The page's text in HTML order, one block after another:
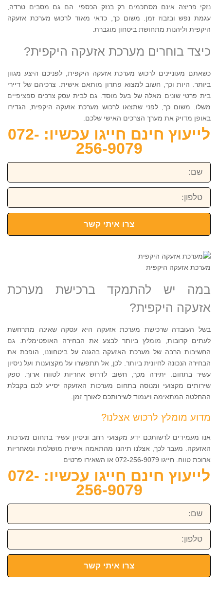
נזקי פריצה אינם מסתכמים רק בנזק הכספי. הם גם מסבים טרדה,
עגמת נפש ובזבוז זמן. משום כך, כדאי מאוד לרכוש מערכת אזעקה
היקפית וליהנות מתחושת ביטחון מוגברת.
כיצד בוחרים מערכת אזעקה היקפית?
כשאתם מעוניינים לרכוש מערכת אזעקה היקפית, לפניכם היצע מגוון
ביותר. היות וכך, חשוב למצוא פתרון מותאם אישית. צרכיהם של דיירי
בית פרטי שונים מאלה של בעל מוסד. גם לבית עסק צרכים ספציפיים
משלו. משום כך, לפני שתצאו לרכוש מערכת אזעקה היקפית, הגדירו
באופן מדויק את מערך הצרכים האישי שלכם.
לייעוץ חינם חייגו עכשיו: 072-
256-9079
שם:
טלפון:
צרו איתי קשר
מערכת אזעקה היקפית
במה יש להתמקד ברכישת מערכת
אזעקה היקפית?
בשל העובדה שרכישת מערכת אזעקה היא עסקה שאינה מתרחשת
לעתים קרובות, מומלץ ביותר לבצע את הבחירה האופטימלית. גם
החשיבות הרבה של מערכת האזעקה בהגנה על ביטחוננו, הופכת את
הבחירה הנכונה לחיונית ביותר. לכן, אל תתפשרו על מקצוענות ועל ניסיון
עשיר בתחום. יתירה מכך, חשוב לדרוש אחריות לטווח ארוך. ספק
שירותים מקצועי ומנוסה בתחום מערכות האזעקה יסייע לכם בקבלת
ההחלטה המתאימה ויעמוד לשירותכם לאורך זמן.
מדוע מומלץ לרכוש אצלנו?
אנו מעמידים לרשותכם ידע מקצועי רחב וניסיון עשיר בתחום מערכות
האזעקה. מעבר לכך, אצלנו תיהנו מהתאמה אישית מושלמת ומאחריות
ארוכת טווח. חייגו 072-256-9079 או השאירו פרטים
לייעוץ חינם חייגו עכשיו: 072-
256-9079
שם:
טלפון:
צרו איתי קשר